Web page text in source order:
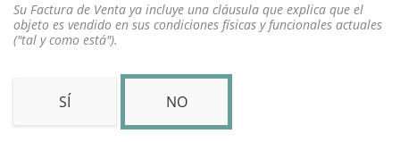
Su Factura de Venta ya incluye una cláusula que explica que el
objeto es vendido en sus condiciones físicas y funcionales actuales
("tal y como está").
SÍ NO